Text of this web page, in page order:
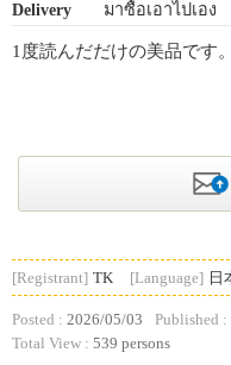
Delivery
มาซื้อเอาไปเอง
1度読んだだけの美品です
[Registrant] TK [Language] 日
Posted : 2026/05/03 Published :
Total View : 539 persons